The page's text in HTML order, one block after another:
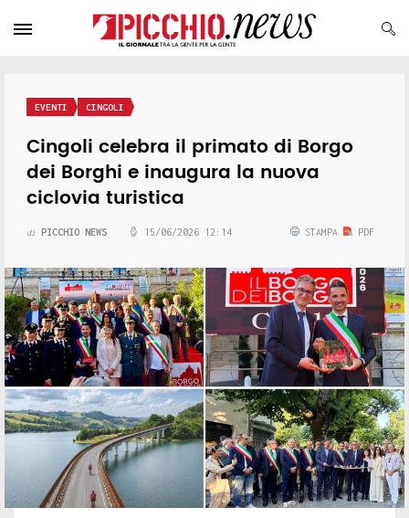
EVENTI CINGOLI
Cingoli celebra il primato di Borgo
dei Borghi e inaugura la nuova
ciclovia turistica
di PICCHIO NEWS 15/06/2026 12:14 STAMPA PDF